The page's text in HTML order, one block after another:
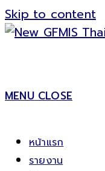
Skip to content
MENU CLOSE
หน้าแรก
รายงาน